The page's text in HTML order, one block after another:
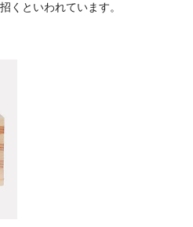
くといわれています。